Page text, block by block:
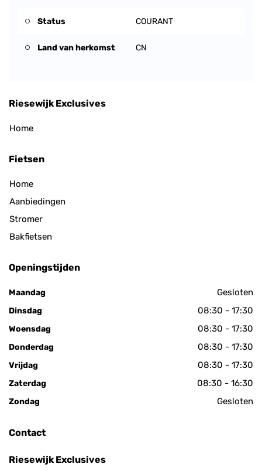
Status COURANT
Land van herkomst CN
Riesewijk Exclusives
Home
Fietsen
Home
Aanbiedingen
Stromer
Bakfietsen
Openingstijden
Maandag Gesloten
Dinsdag 08:30 - 17:30
Woensdag 08:30 - 17:30
Donderdag 08:30 - 17:30
Vrijdag 08:30 - 17:30
Zaterdag 08:30 - 16:30
Zondag Gesloten
Contact
Riesewijk Exclusives